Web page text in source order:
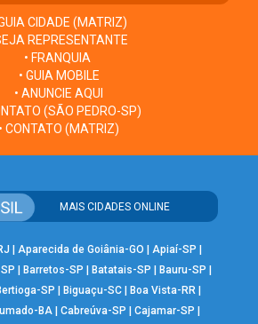
CIDADE (MATRIZ)
REPRESENTANTE
• FRANQUIA
• GUIA MOBILE
• ANUNCIE AQUI
(SÃO PEDRO-SP)
• CONTATO (MATRIZ)
MAIS CIDADES ONLINE
Aparecida de Goiânia-GO Apiaí-SP
Barretos-SP Batatais-SP Bauru-SP
SP Biguaçu-SC Boa Vista-RR
BA| Cabreúva-SP Cajamar-SP